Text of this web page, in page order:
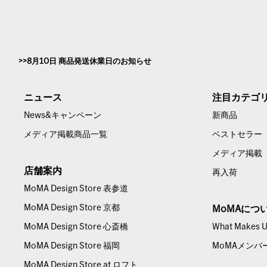
8月10日 商品発送休業日のお知らせ
ニュース
News&キャンペーン
メディア掲載商品一覧
店舗案内
MoMA Design Store 表参道
MoMA Design Store 京都
MoMA Design Store 心斎橋
MoMA Design Store 福岡
MoMA Design Store at ロフト
注目カテゴ
新商品
ベストセラー
メディア掲載
再入荷
MoMAにつ
What Makes
MoMAメンバ